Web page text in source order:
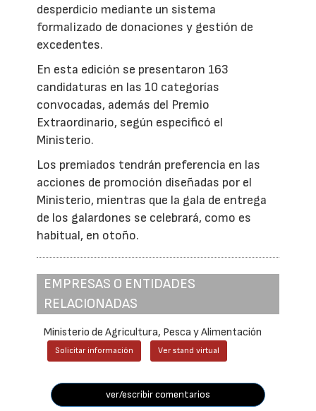
desperdicio mediante un sistema
formalizado de donaciones y gestión de
excedentes.
En esta edición se presentaron 163
candidaturas en las 10 categorías
convocadas, además del Premio
Extraordinario, según especificó el
Ministerio.
Los premiados tendrán preferencia en las
acciones de promoción diseñadas por el
Ministerio, mientras que la gala de entrega
de los galardones se celebrará, como es
habitual, en otoño.
EMPRESAS O ENTIDADES
RELACIONADAS
Ministerio de Agricultura, Pesca y Alimentación
Solicitar información Ver stand virtual
ver/escribir comentarios